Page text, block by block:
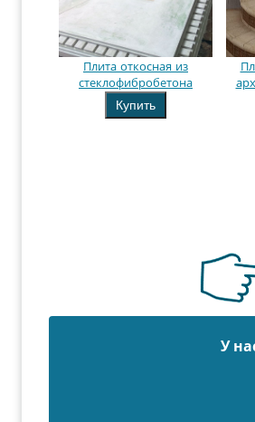
Плита откосная из
стеклофибробетона
Купить
У